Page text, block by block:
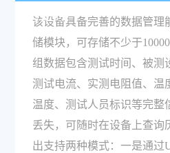
力如何？
该设备具备完善的数据管理
储模块，可存储不少于
组数据包含测试时间、被测
测试电流、实测电阻值、温
温度、测试人员标识等完整
丢失，可随时在设备上查询
出支持两种模式：一是通过